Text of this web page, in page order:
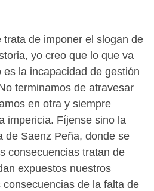
trata de imponer el slogan de
yo creo que lo que va
la incapacidad de gestión
terminamos de atravesar
en otra y siempre
impericia. Fíjense sino la
de Saenz Peña, donde se
consecuencias tratan de
expuestos nuestros
de la falta de